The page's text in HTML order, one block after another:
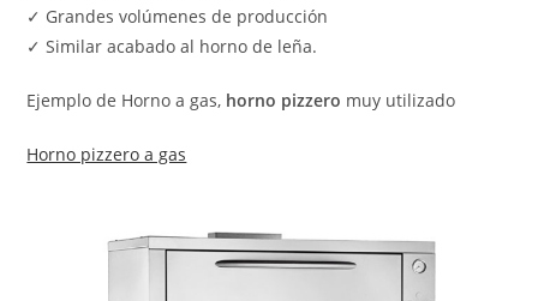
✓ Grandes volúmenes de producción
✓ Similar acabado al horno de leña.
Ejemplo de Horno a gas, horno pizzero muy utilizado
Horno pizzero a gas